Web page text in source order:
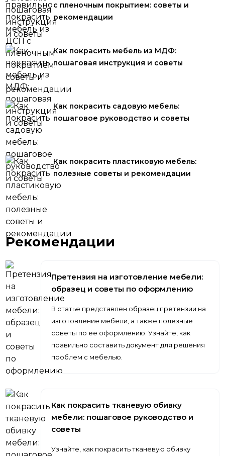
с пленочным покрытием: советы и
рекомендации
Как покрасить мебель из МДФ:
пошаговая инструкция и советы
Как покрасить садовую мебель:
пошаговое руководство и советы
Как покрасить пластиковую мебель:
полезные советы и рекомендации
Рекомендации
Претензия на изготовление мебели:
образец и советы по оформлению
В статье представлен образец претензии на
изготовление мебели, а также полезные
советы по ее оформлению. Узнайте, как
правильно составить документ для решения
проблем с мебелью.
Как покрасить тканевую обивку
мебели: пошаговое руководство и
советы
Узнайте, как покрасить тканевую обивку